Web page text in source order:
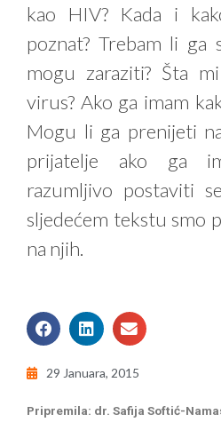
kao HIV? Kada i
poznat? Trebam li ga
mogu zaraziti? Šta
virus? Ako ga imam
Mogu li ga prenijeti
prijatelje ako ga
razumljivo postaviti
sljedećem tekstu smo
na njih.
29 Januara, 2015
Pripremila: dr. Safija Softić-